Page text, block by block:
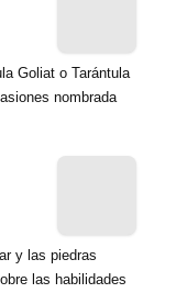
Goliat o Tarántula
nombrada
y las piedras
las habilidades